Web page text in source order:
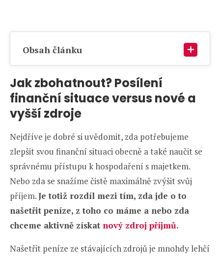
Obsah článku
Jak zbohatnout? Posílení
finanční situace versus nové a
vyšší zdroje
Nejdříve je dobré si uvědomit, zda potřebujeme
zlepšit svou finanční situaci obecně a také naučit se
správnému přístupu k hospodaření s majetkem.
Nebo zda se snažíme čistě maximálně zvýšit svůj
příjem.Je totiž rozdíl mezi tím, zda jde o to
našetřit peníze, z toho co máme a nebo zda
chceme aktivně získat nový zdroj příjmů.
Našetřit peníze ze stávajících zdrojů je mnohdy lehčí